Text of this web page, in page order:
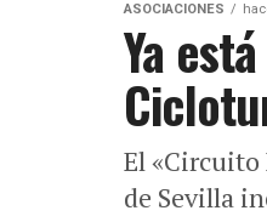
ASOCIACIONES
Ya
El
de Sevilla